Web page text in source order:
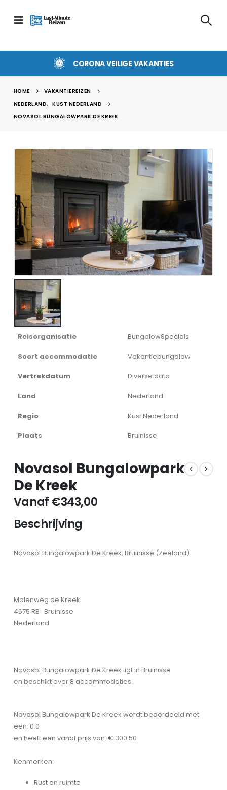
CORONA VEILIGE VAKANTIES
HOME
VAKANTIEREIZEN
NEDERLAND,
KUST NEDERLAND
NOVASOL BUNGALOWPARK DE KREEK
Reisorganisatie BungalowSpecials
Soort accommodatie Vakantiebungalow
Vertrekdatum Diverse data
Land Nederland
Regio Kust Nederland
Plaats Bruinisse
Novasol Bungalowpark
De Kreek
Vanaf€343,00
Beschrijving
Novasol Bungalowpark De Kreek, Bruinisse (Zeeland)
Molenweg de Kreek
4675 RB Bruinisse
Nederland
Novasol Bungalowpark De Kreek ligt in Bruinisse
en beschikt over 8 accommodaties.
Novasol Bungalowpark De Kreek wordt beoordeeld met
een: 0.0
en heeft een vanaf prijs van: € 300.50
Kenmerken:
Rust en ruimte